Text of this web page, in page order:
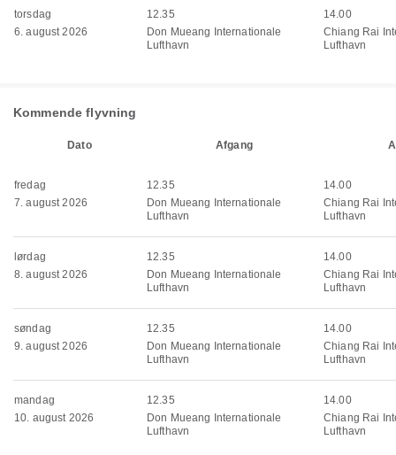
torsdag
6. august 2026
12.35
Don Mueang Internationale
Lufthavn
14.00
Chiang Rai
Lufthavn
Kommende flyvning
Dato Afgang
fredag
7. august 2026
12.35
Don Mueang Internationale
Lufthavn
14.00
Chiang Rai
Lufthavn
lørdag
8. august 2026
12.35
Don Mueang Internationale
Lufthavn
14.00
Chiang Rai
Lufthavn
søndag
9. august 2026
12.35
Don Mueang Internationale
Lufthavn
14.00
Chiang Rai
Lufthavn
mandag
10. august 2026
12.35
Don Mueang Internationale
Lufthavn
14.00
Chiang Rai
Lufthavn